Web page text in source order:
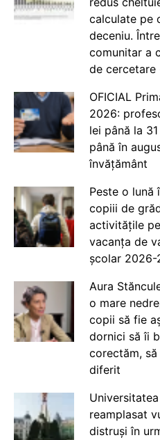
calculate pe
deceniu.
comunitar a
de cercetare
OFICIAL
2026:
lei până la
până în
învățământ
Peste o lună
copiii de
activitățile
vacanța de
școlar
Aura
o mare
copii să fie
dornici să îi
corectăm,
diferit
reamplasat
distruși în